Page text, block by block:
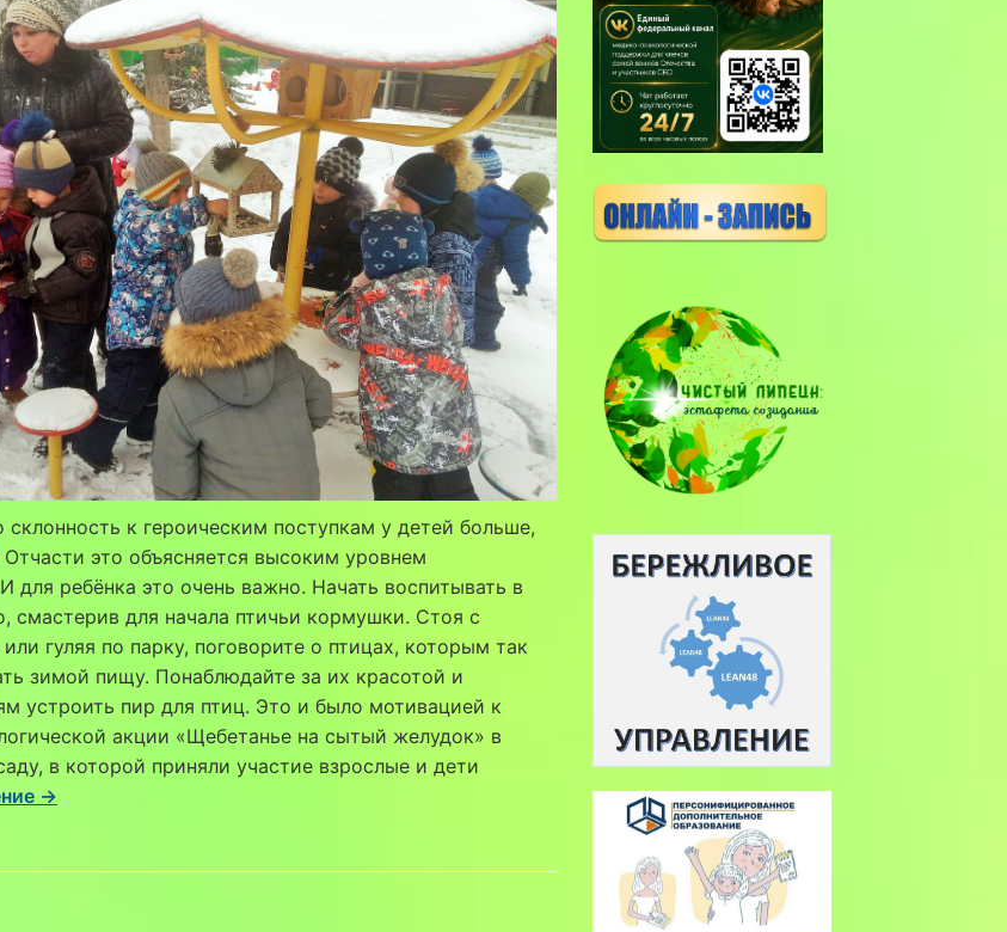
склонность к героическим поступкам у детей больше,
это объясняется высоким уровнем
для ребёнка это очень важно. Начать воспитывать в
смастерив для начала птичьи кормушки. Стоя с
гуляя по парку, поговорите о птицах, которым так
зимой пищу. Понаблюдайте за их красотой и
устроить пир для птиц. Это и было мотивацией к
акции «Щебетанье на сытый желудок» в
в которой приняли участие взрослые и дети
→